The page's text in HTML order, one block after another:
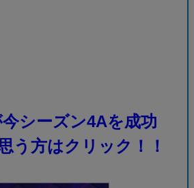
今シーズン4Aを成功
う方はクリック！！